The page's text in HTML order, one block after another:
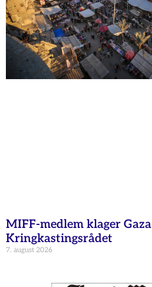
MIFF-medlem klager
Kringkastingsrådet
7. august 2026